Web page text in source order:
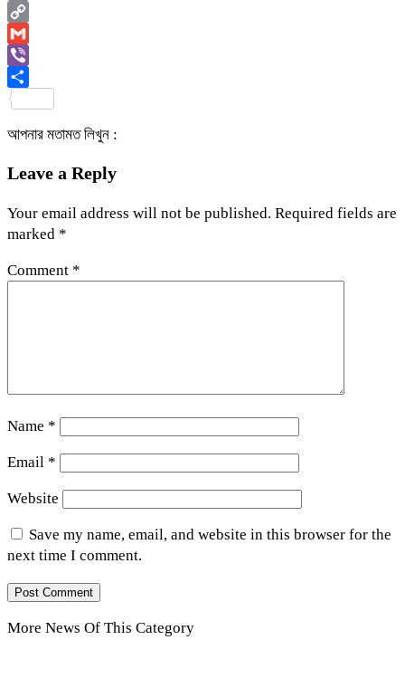
Email
Copy
Link
Gmail
Viber
আপনার মতামত লিখুন :
Leave a Reply
Your email address will not be published. Required fields are
marked *
Comment *
Name *
Email *
Website
Save my name, email, and website in this browser for the
next time I comment.
More News Of This Category